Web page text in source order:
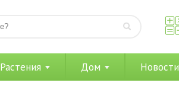
Растения Дом Новости